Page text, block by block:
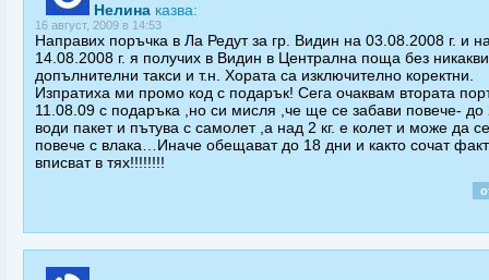
Нелина казва:
16 август, 2009 в 14:53
Направих поръчка в Ла Редут за гр. Видин на 03.08.2008 г. и
14.08.2008 г. я получих в Видин в Централна поща без никакви
допълнителни такси и т.н. Хората са изключително коректни.
Изпратиха ми промо код с подарък! Сега очаквам втората
11.08.09 с подаръка ,но си мисля ,че ще се забави повече- до
води пакет и пътува с самолет ,а над 2 кг. е колет и може да
повече с влака…Иначе обещават до 18 дни и както сочат
вписват в тях!!!!!!!!